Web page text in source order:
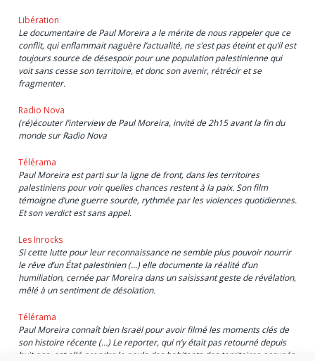
Libération
Le documentaire de Paul Moreira a le mérite de nous rappeler que ce
conflit, qui enflammait naguère l’actualité, ne s’est pas éteint et qu’il est
toujours source de désespoir pour une population palestinienne qui
voit sans cesse son territoire, et donc son avenir, rétrécir et se
fragmenter.
Radio Nova
(ré)écouter l’interview de Paul Moreira, invité de 2h15 avant la fin du
monde sur Radio Nova
Télérama
Paul Moreira est parti sur la ligne de front, dans les territoires
palestiniens pour voir quelles chances restent à la paix. Son film
témoigne d’une guerre sourde, rythmée par les violences quotidiennes.
Et son verdict est sans appel.
Les Inrocks
Si cette lutte pour leur reconnaissance ne semble plus pouvoir nourrir
le rêve d’un État palestinien (…) elle documente la réalité d’un
humiliation, cernée par Moreira dans un saisissant geste de révélation,
mêlé à un sentiment de désolation.
Télérama
Paul Moreira connaît bien Israël pour avoir filmé les moments clés de
son histoire récente (…) Le reporter, qui n’y était pas retourné depuis
huit ans, est allé prendre le pouls des habitants des territoires occupés